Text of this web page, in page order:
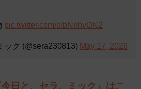
pic.twitter.com/oIbNnhvON2
ク (@sera230813) May 17, 2026
日と、セラ、ミック』はこ